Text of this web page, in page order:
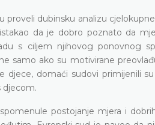
dubinsku analizu
da je dobro poznato da
s ciljem njihovog ponovnog
samo ako su motivirane
djece, domaći sudovi primijenili
djecom.
postojanje mjera i